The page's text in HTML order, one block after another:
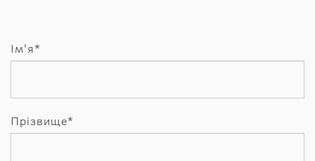
Ім'я*
Прізвище*